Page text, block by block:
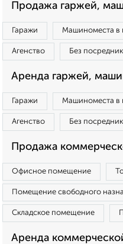
Продажа гаржей,
Гаражи Машиноместа в
Агенство Без
Аренда гаржей,
Гаражи Машиноместа в
Агенство Без
Продажа
Офисное помещение
Помещение свободного
Складское помещение
Аренда